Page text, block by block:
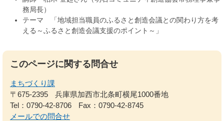
務局長）
テーマ 「地域担当職員のふるさと創造会議との関わり方を考
える～ふるさと創造会議支援のポイント～」
このページに関する問合せ
まちづくり課
〒675-2395
兵庫県加西市北条町横尾1000番地
Tel：0790-42-8706
Fax：0790-42-8745
メールでの問合せ